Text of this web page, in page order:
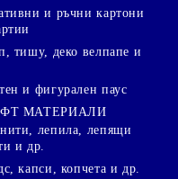
и ръчни картони
тишу, деко велпапе и
и фигурален паус
МАТЕРИАЛИ
лепила, лепящи
и др.
капси, копчета и др.